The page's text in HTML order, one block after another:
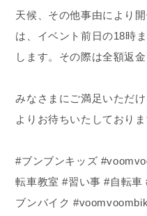
天候、その他事由により
は、イベント前日の18時
します。その際は全額返金
みなさまにご満足いただ
よりお待ちいたしておりま
#ブンブンキッズ
転車教室 #習い事 #自転
ブンバイク